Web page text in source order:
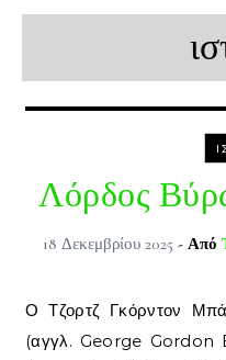
Λόρδος
18 Δεκεμβρίου 2025 - Από
Ο Τζορτζ Γκόρντον Μπάυρον, 6ος Βαρόνος Μπάυρον
(αγγλ. George